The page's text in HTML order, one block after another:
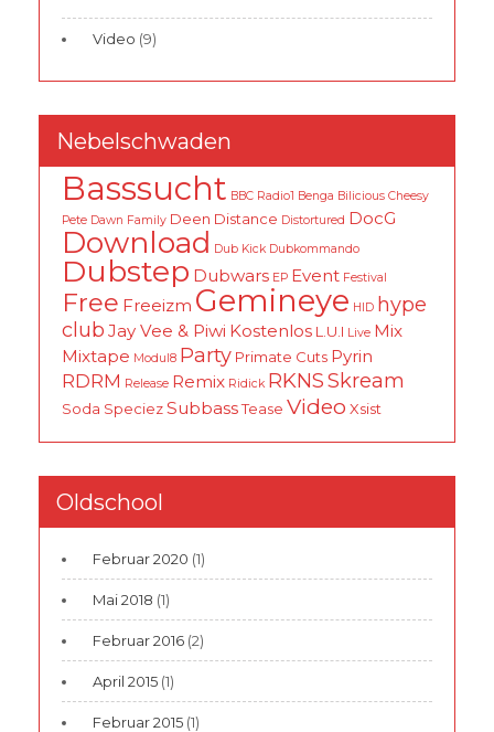
Video (9)
Nebelschwaden
Basssucht BBC Radio1 Benga Bilicious Cheesy
Pete Dawn Family Deen Distance Distortured DocG
Download Dub Kick Dubkommando
Dubstep Dubwars EP Event Festival
Free Freeizm Gemineye HID hype
club Jay Vee & Piwi Kostenlos L.U.I Live Mix
Mixtape Modul8 Party Primate Cuts Pyrin
RDRM Release Remix Ridick RKNSSkream
Soda SpeciezSubbassTease Video Xsist
Oldschool
Februar 2020 (1)
Mai 2018 (1)
Februar 2016 (2)
April 2015 (1)
Februar 2015 (1)